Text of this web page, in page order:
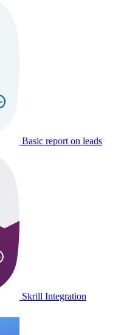
Basic report on leads
Skrill Integration